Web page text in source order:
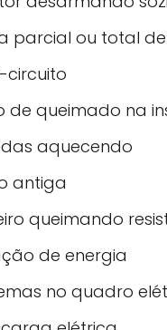
parcial ou total
circuito
de queimado na
aquecendo
antiga
queimando
de energia
no quadro